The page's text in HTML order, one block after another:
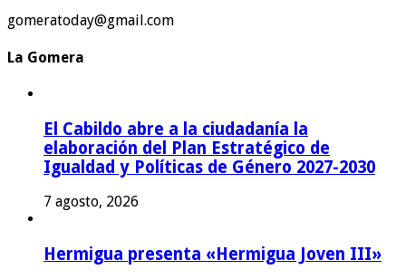
gomeratoday@gmail.com
La Gomera
El Cabildo abre a la ciudadanía la
elaboración del Plan Estratégico de
Igualdad y Políticas de Género 2027-2030
7 agosto, 2026
Hermigua presenta «Hermigua Joven III»